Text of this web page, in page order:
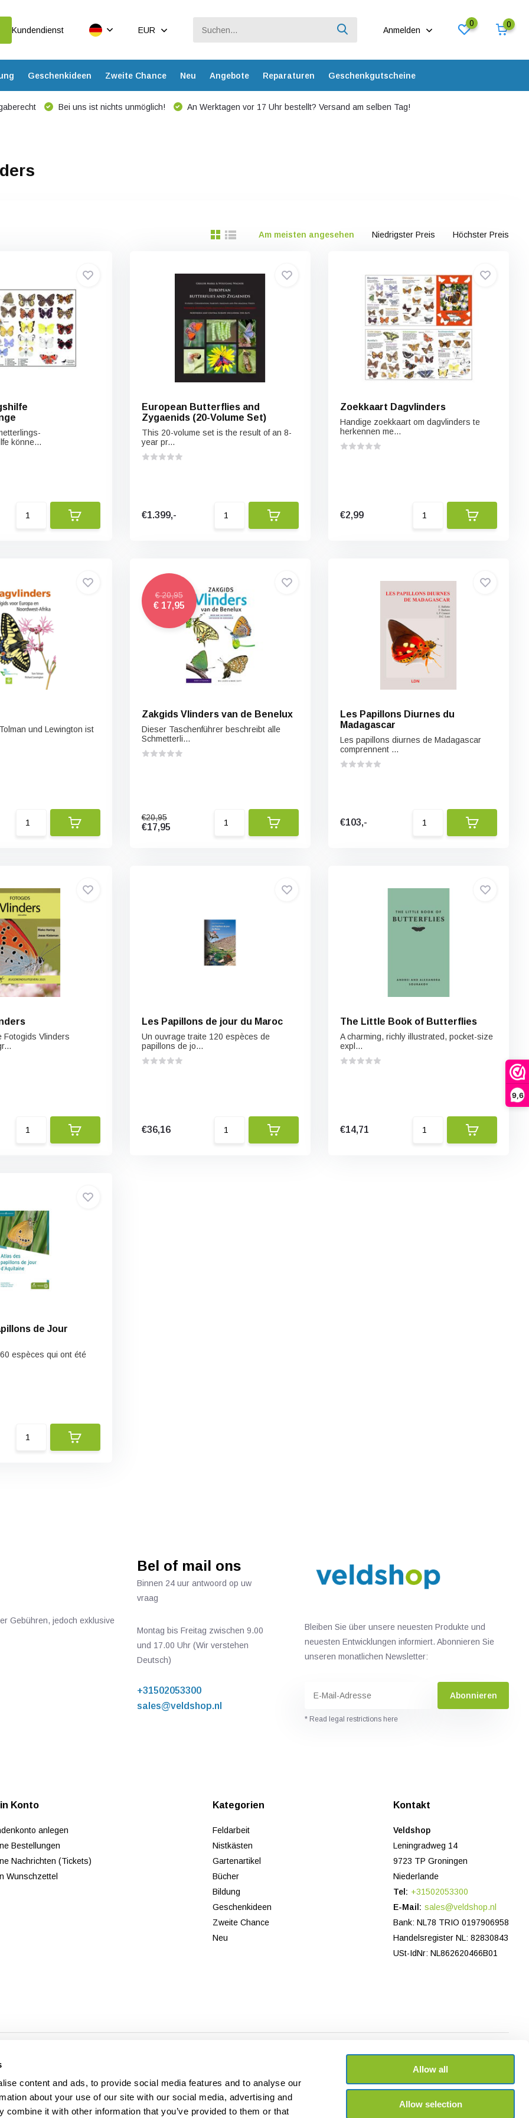
content and ads, to provide social media features and to analyse our
about your use of our site with our social media, advertising and
combine it with other information that you’ve provided to them or that
Allow all
Allow selection
9,6
Kundendienst EUR Anmelden
0 0
Geschenkideen Zweite Chance Neu Angebote Reparaturen Geschenkgutscheine
Bei uns ist nichts unmöglich! An Werktagen vor 17 Uhr bestellt? Versand am selben Tag!
Am meisten angesehen Niedrigster Preis Höchster Preis
könne...
European Butterflies and
Zygaenids (20-Volume Set)
This 20-volume set is the result of an 8-
year pr...
€1.399,-
Zoekkaart Dagvlinders
Handige zoekkaart om dagvlinders te
herkennen me...
€2,99
und Lewington ist
€ 20,95
€ 17,95
Zakgids Vlinders van de Benelux
Dieser Taschenführer beschreibt alle
Schmetterli...
€20,95
€17,95
Les Papillons Diurnes du
Madagascar
Les papillons diurnes de Madagascar
comprennent ...
€103,-
Fotogids Vlinders
Les Papillons de jour du Maroc
Un ouvrage traite 120 espèces de
papillons de jo...
€36,16
The Little Book of Butterflies
A charming, richly illustrated, pocket-size
expl...
€14,71
de Jour
espèces qui ont été
Gebühren, jedoch exklusive
Bel of mail ons
Binnen 24 uur antwoord op uw
vraag
Montag bis Freitag zwischen 9.00
und 17.00 Uhr (Wir verstehen
Deutsch)
+31502053300
sales@veldshop.nl
Bleiben Sie über unsere neuesten Produkte und
neuesten Entwicklungen informiert. Abonnieren Sie
unseren monatlichen Newsletter:
Abonnieren
* Read legal restrictions here
Konto
anlegen
Bestellungen
Nachrichten (Tickets)
Wunschzettel
Kategorien
Feldarbeit
Nistkästen
Gartenartikel
Bücher
Bildung
Geschenkideen
Zweite Chance
Neu
Kontakt
Veldshop
Leningradweg 14
9723 TP Groningen
Niederlande
Tel: +31502053300
E-Mail: sales@veldshop.nl
Bank: NL78 TRIO 0197906958
Handelsregister NL: 82830843
USt-IdNr: NL862620466B01